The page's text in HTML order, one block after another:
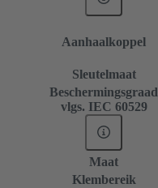
Aanhaalkoppel
Sleutelmaat
Beschermingsgraad
vlgs. IEC 60529
Maat
Klembereik